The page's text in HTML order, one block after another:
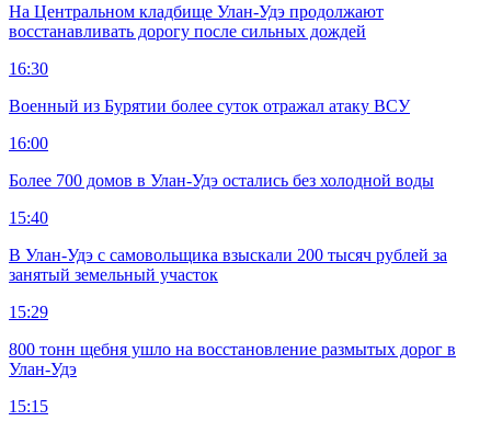
На Центральном кладбище Улан-Удэ продолжают
восстанавливать дорогу после сильных дождей
16:30
Военный из Бурятии более суток отражал атаку ВСУ
16:00
Более 700 домов в Улан-Удэ остались без холодной воды
15:40
В Улан-Удэ с самовольщика взыскали 200 тысяч рублей за
занятый земельный участок
15:29
800 тонн щебня ушло на восстановление размытых дорог в
Улан-Удэ
15:15